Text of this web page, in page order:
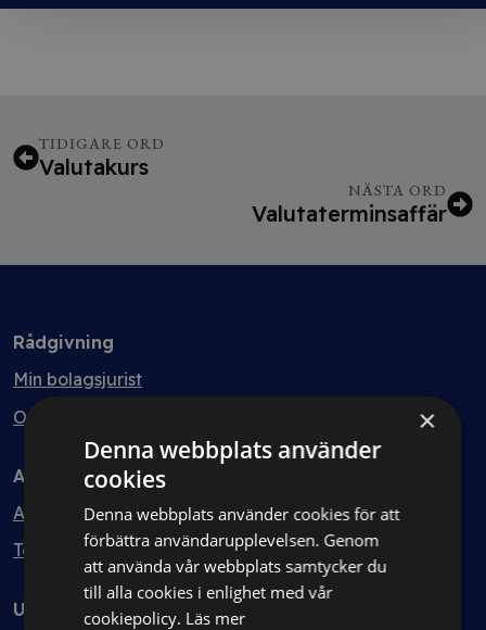
TIDIGARE ORD
Valutakurs
NÄSTA ORD
Valutaterminsaffär
Rådgivning
Min bolagsjurist
Ombud
Avtal
Avtalshantering
Testa kostnadsfritt
Utbildning
×
Denna webbplats använder
cookies
Denna webbplats använder cookies för att
förbättra användarupplevelsen. Genom
att använda vår webbplats samtycker du
till alla cookies i enlighet med vår
cookiepolicy. Läs mer